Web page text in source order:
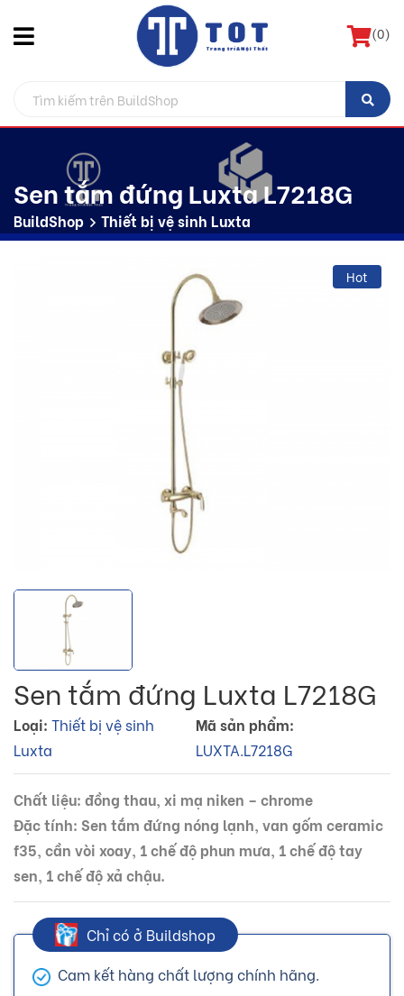
(0)
Sen tắm đứng Luxta L7218G
BuildShop Thiết bị vệ sinh Luxta
Hot
Sen tắm đứng Luxta L7218G
Loại: Thiết bị vệ sinh
Luxta
Mã sản phẩm:
LUXTA.L7218G
Chất liệu: đồng thau, xi mạ niken – chrome
Đặc tính: Sen tắm đứng nóng lạnh, van gốm ceramic
f35, cần vòi xoay, 1 chế độ phun mưa, 1 chế độ tay
sen, 1 chế độ xả chậu.
Chỉ có ở Buildshop
Cam kết hàng chất lượng chính hãng.